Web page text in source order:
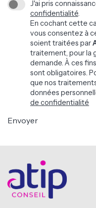
J'ai pris
confidentialité.
En cochant cette
vous consentez à
soient traitées par
traitement, pour la
demande. À ces
sont obligatoires.
que nos
données
de confidentialité
Envoyer